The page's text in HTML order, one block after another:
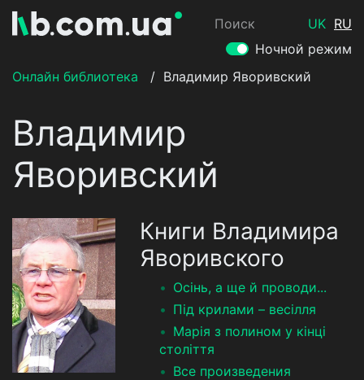
Поиск UK RU
Ночной режим
Онлайн библиотека
/ Владимир Яворивский
Владимир
Яворивский
Книги Владимира
Яворивского
​Осінь, а ще й проводи...
Під крилами – весілля
Марія з полином у кінці
століття
Все произведения